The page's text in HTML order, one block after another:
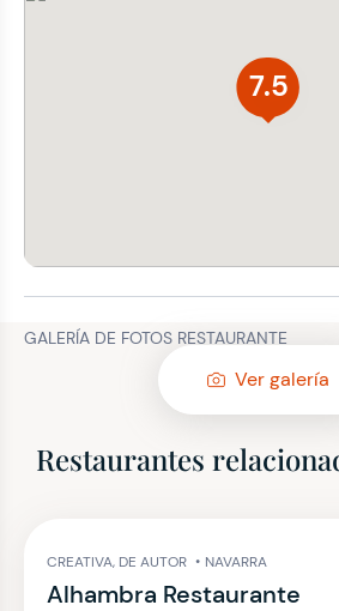
7.5
GALERÍA DE FOTOS RESTAURANTE
Ver galería
Restaurantes
CREATIVA, DE AUTOR • NAVARRA
Alhambra Restaurante